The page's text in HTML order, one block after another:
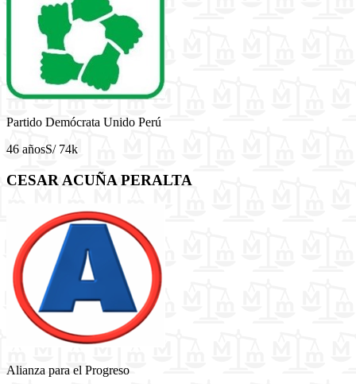
Partido Demócrata Unido Perú
46 añosS/ 74k
CESAR ACUÑA PERALTA
Alianza para el Progreso